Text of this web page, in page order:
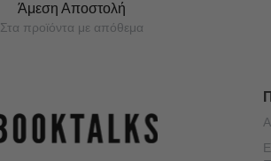
Άμεση Αποστολή
Στα προϊόντα με απόθεμα